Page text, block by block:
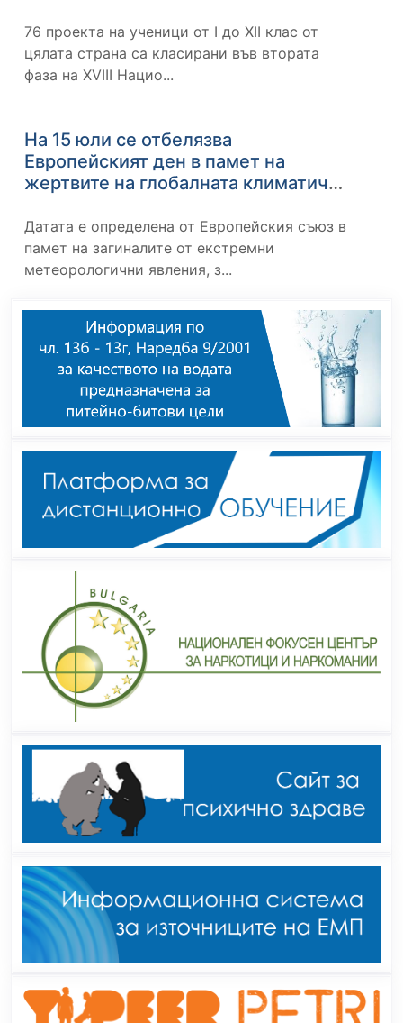
КОНКУРС „ПОСЛАНИЦИ НА
ЗДРАВЕТО"
76 проекта на ученици от I до XII клас от
цялата страна са класирани във втората
фаза на XVIII Нацио...
На 15 юли се отбелязва
Европейският ден в памет на
жертвите на глобалната климатична
Датата е определена от Европейския съюз в
памет на загиналите от екстремни
метеорологични явления, з...